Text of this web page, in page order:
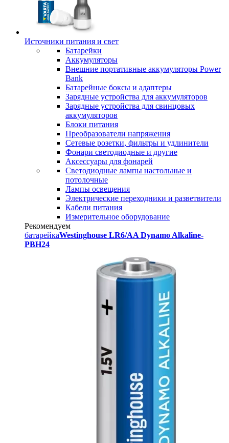
Источники питания и свет
Батарейки
Аккумуляторы
Внешние портативные аккумуляторы Power
Bank
Батарейные боксы и адаптеры
Зарядные устройства для аккумуляторов
Зарядные устройства для свинцовых
аккумуляторов
Блоки питания
Преобразователи напряжения
Сетевые розетки, фильтры и удлинители
Фонари светодиодные и другие
Аксессуары для фонарей
Светодиодные лампы настольные и
потолочные
Лампы освещения
Электрические переходники и разветвители
Кабели питания
Измерительное оборудование
Рекомендуем
батарейкаWestinghouse LR6/AA Dynamo Alkaline-
PBH24